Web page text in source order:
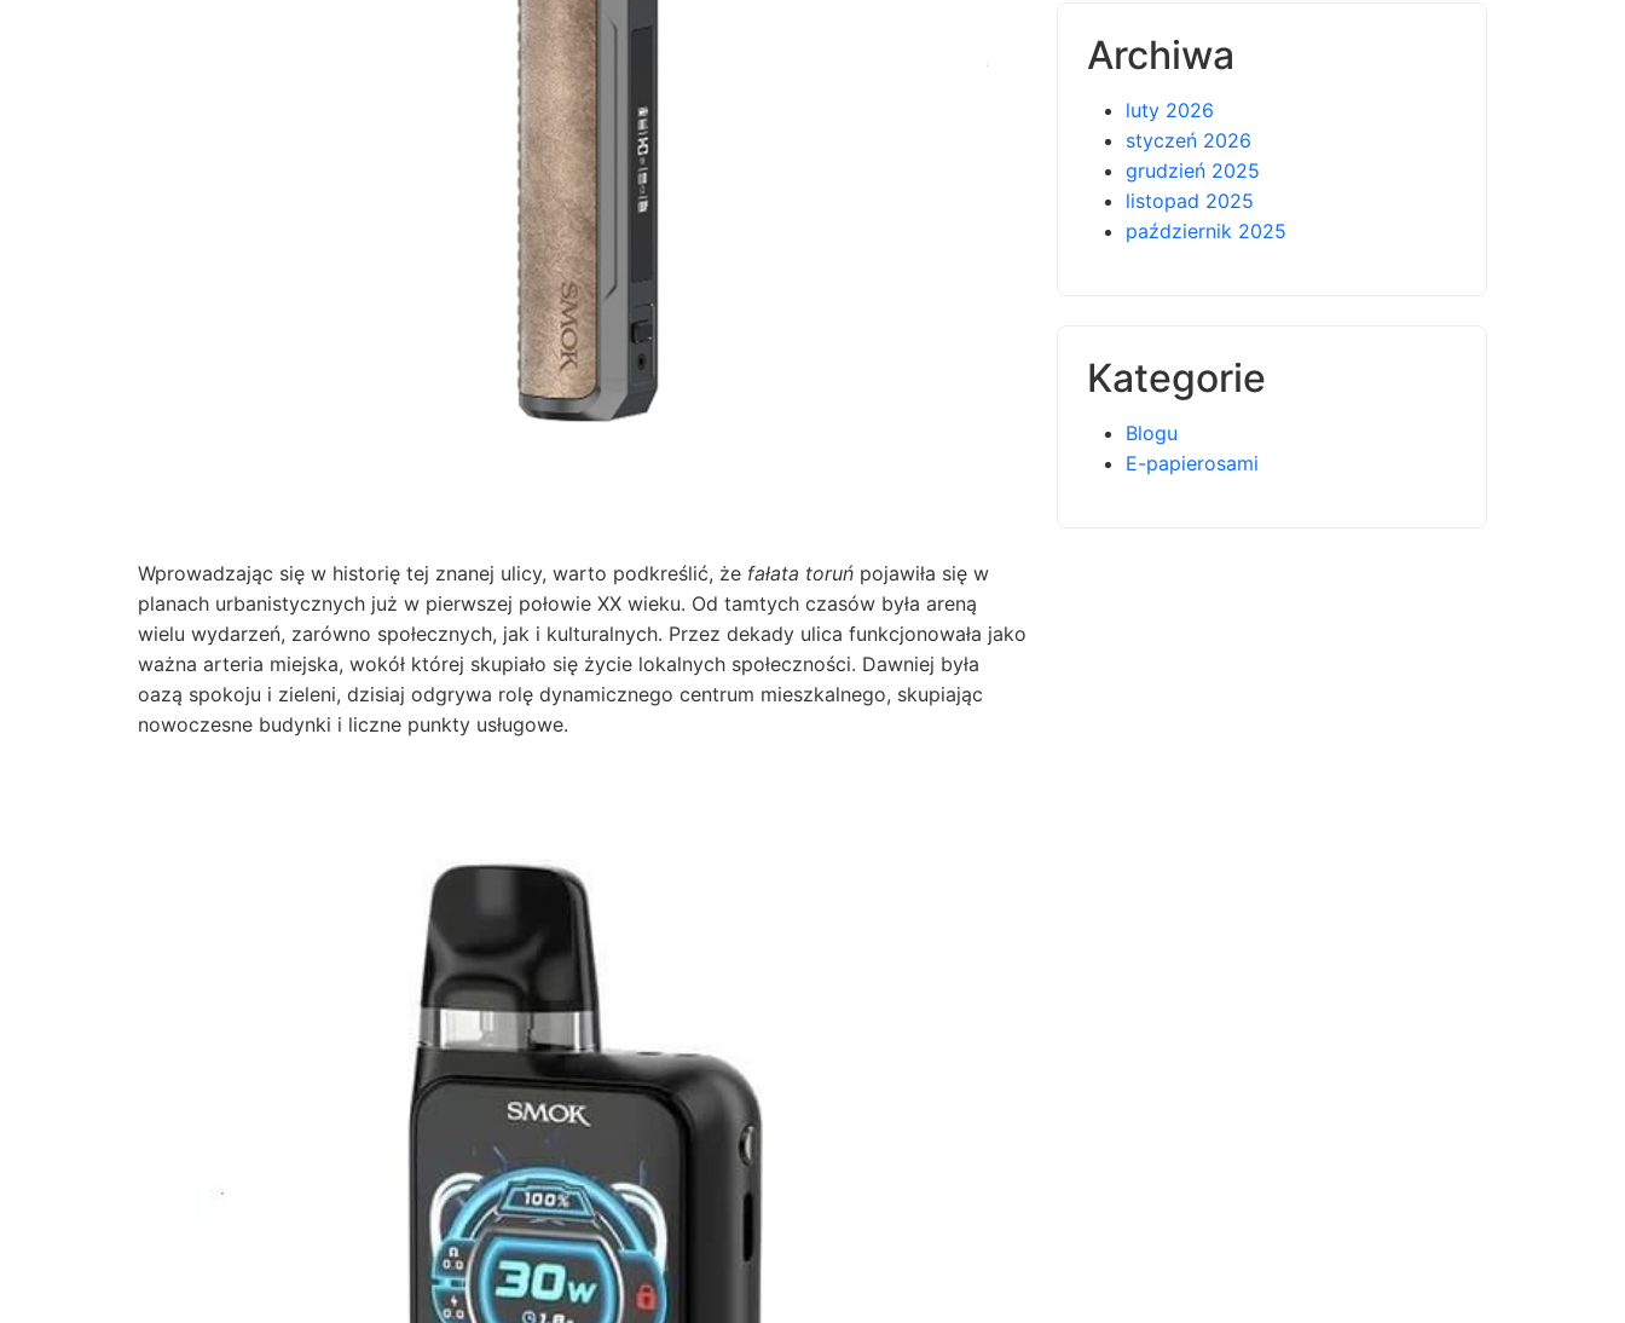
Wprowadzając się w historię tej znanej ulicy, warto podkreślić, że fałata toruń pojawiła się w
planach urbanistycznych już w pierwszej połowie XX wieku. Od tamtych czasów była areną
wielu wydarzeń, zarówno społecznych, jak i kulturalnych. Przez dekady ulica funkcjonowała jako
ważna arteria miejska, wokół której skupiało się życie lokalnych społeczności. Dawniej była
oazą spokoju i zieleni, dzisiaj odgrywa rolę dynamicznego centrum mieszkalnego, skupiając
nowoczesne budynki i liczne punkty usługowe.
Archiwa
luty 2026
styczeń 2026
grudzień 2025
listopad 2025
październik 2025
Kategorie
Blogu
E-papierosami